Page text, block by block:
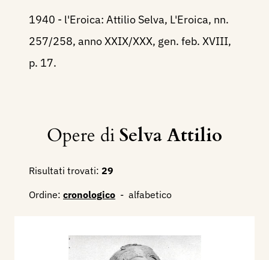
1940 - l'Eroica: Attilio Selva, L'Eroica, nn.
257/258, anno XXIX/XXX, gen. feb. XVIII,
p. 17.
Opere diSelva Attilio
Risultati trovati: 29
Ordine: cronologico - alfabetico